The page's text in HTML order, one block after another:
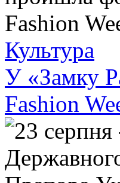
Культура
У «Замку
Fashion